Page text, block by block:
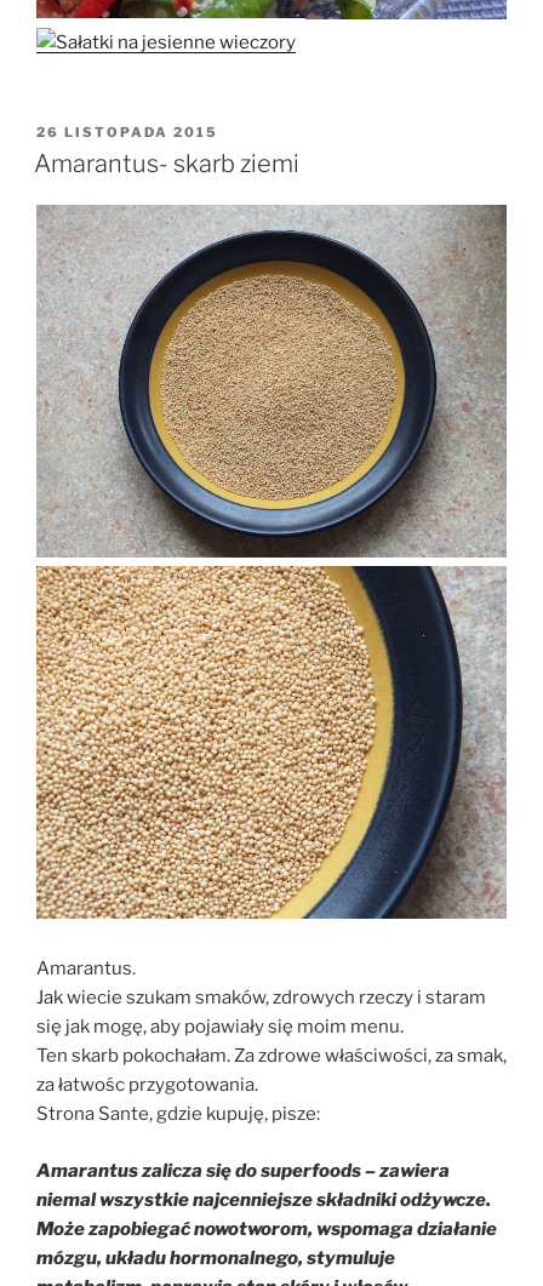
OPUBLIKOWANE
W
26 LISTOPADA 2015
Amarantus- skarb ziemi
Amarantus.
Jak wiecie szukam smaków, zdrowych rzeczy i staram
się jak mogę, aby pojawiały się moim menu.
Ten skarb pokochałam. Za zdrowe właściwości, za smak,
za łatwośc przygotowania.
Strona Sante, gdzie kupuję, pisze:
Amarantus zalicza się do superfoods – zawiera
niemal wszystkie najcenniejsze składniki odżywcze.
Może zapobiegać nowotworom, wspomaga działanie
mózgu, układu hormonalnego, stymuluje